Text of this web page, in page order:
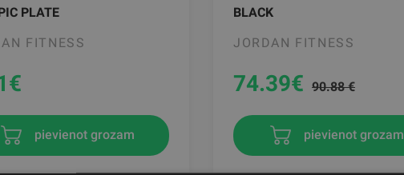
PLATE
FITNESS
€
pievienot grozam
BLACK
JORDAN FITNESS
74.39€ 90.88 €
pievienot grozam